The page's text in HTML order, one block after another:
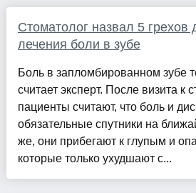
Стоматолог назвал 5 грехов
лечения боли в зубе
Боль в запломбированном зубе
считает эксперт. После визита к
пациенты считают, что боль и
обязательные спутники на
же, они прибегают к глупым и
которые только ухудшают с...